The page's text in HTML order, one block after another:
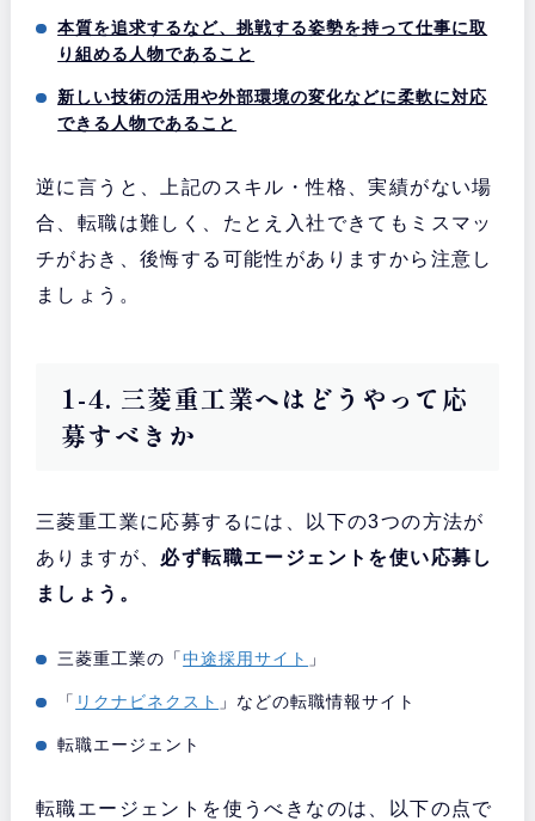
本質を追求するなど、挑戦する姿勢を持って仕事に取
り組める人物であること
新しい技術の活用や外部環境の変化などに柔軟に対応
できる人物であること
逆に言うと、上記のスキル・性格、実績がない場
合、転職は難しく、たとえ入社できてもミスマッ
チがおき、後悔する可能性がありますから注意し
ましょう。
1-4. 三菱重工業へはどうやって応
募すべきか
三菱重工業に応募するには、以下の3つの方法が
ありますが、 必ず転職エージェントを使い応募し
ましょう。
三菱重工業の「中途採用サイト 」
「 リクナビネクスト 」などの転職情報サイト
転職エージェント
転職エージェントを使うべきなのは、以下の点で